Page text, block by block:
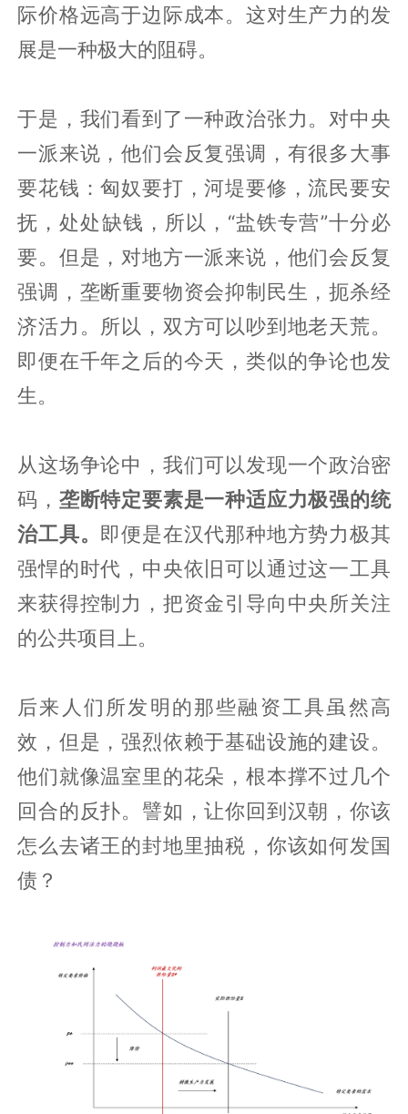
际价格远高于边际成本。这对生产力的发
展是一种极大的阻碍。
于是，我们看到了一种政治张力。对中央
一派来说，他们会反复强调，有很多大事
要花钱：匈奴要打，河堤要修，流民要安
抚，处处缺钱，所以，“盐铁专营”十分必
要。但是，对地方一派来说，他们会反复
强调，垄断重要物资会抑制民生，扼杀经
济活力。所以，双方可以吵到地老天荒。
即便在千年之后的今天，类似的争论也发
生。
从这场争论中，我们可以发现一个政治密
码， 垄断特定要素是一种适应力极强的统
治工具。 即便是在汉代那种地方势力极其
强悍的时代，中央依旧可以通过这一工具
来获得控制力，把资金引导向中央所关注
的公共项目上。
后来人们所发明的那些融资工具虽然高
效，但是，强烈依赖于基础设施的建设。
他们就像温室里的花朵，根本撑不过几个
回合的反扑。譬如，让你回到汉朝，你该
怎么去诸王的封地里抽税，你该如何发国
债？